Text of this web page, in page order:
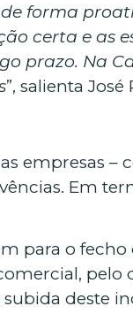
forma
certa e as
prazo. Na
”, salienta
empresas
Em
o fecho
subida deste